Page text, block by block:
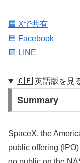
🟦 Xで共有
🟦 Facebook
🟩 LINE
🇬🇧 英語版を見
Summary
SpaceX, the
public offering